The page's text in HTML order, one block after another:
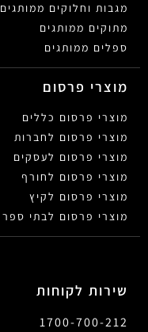
מגבות וחלוקים ממותגים
מתוקים ממותגים
ספלים ממותגים
מוצרי פרסום
מוצרי פרסום כללים
מוצרי פרסום לחברות
מוצרי פרסום לעסקים
מוצרי פרסום לחורף
מוצרי פרסום לקיץ
מוצרי פרסום לבתי ספר
שירות לקוחות
1700-700-212